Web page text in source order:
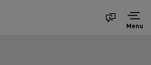
Menu